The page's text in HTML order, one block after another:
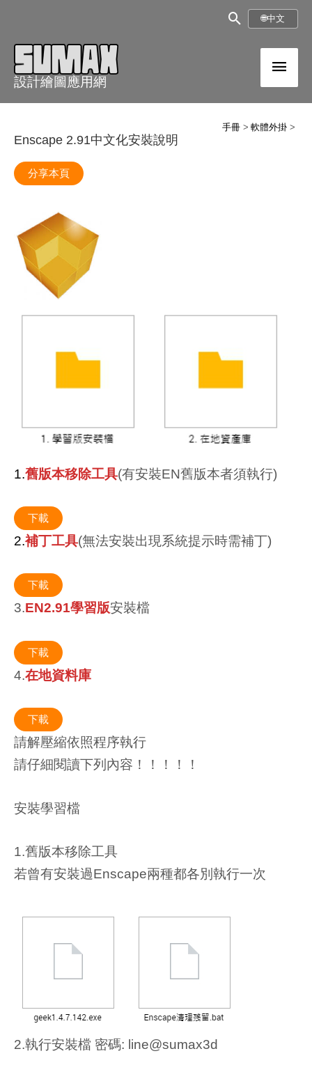
搜
🌐中文
設計繪圖應用網
主
選
單
手冊 軟體外掛
Enscape 2.91中文化安裝說明
分享本頁
1.舊版本移除工具(有安裝EN舊版本者須執行)
下載
2.補丁工具(無法安裝出現系統提示時需補丁)
下載
3.EN2.91學習版安裝檔
下載
4.在地資料庫
下載
請解壓縮依照程序執行
請仔細閱讀下列內容！！！！！
安裝學習檔
1.舊版本移除工具
若曾有安裝過Enscape兩種都各別執行一次
2.執行安裝檔 密碼: line@sumax3d